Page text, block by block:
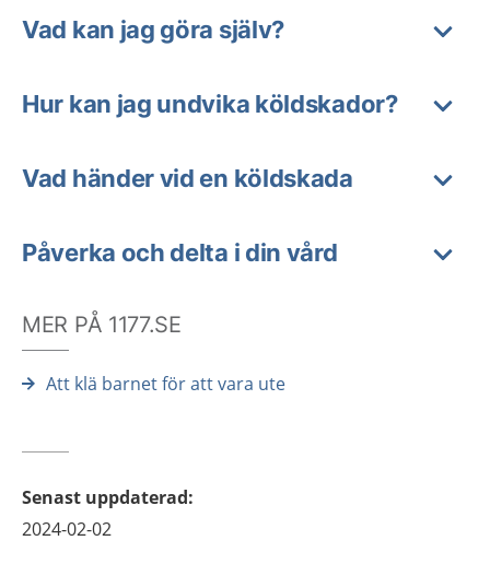
Vad kan jag göra själv?
Hur kan jag undvika köldskador?
Vad händer vid en köldskada
Påverka och delta i din vård
MER PÅ 1177.SE
Att klä barnet för att vara ute
Senast uppdaterad:
2024-02-02